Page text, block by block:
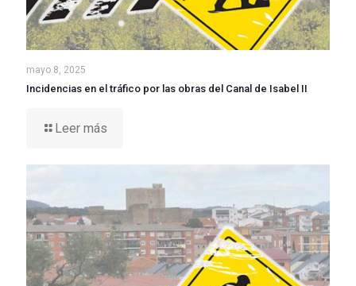
mayo 8, 2025
Incidencias en el tráfico por las obras del Canal de Isabel II
Leer más